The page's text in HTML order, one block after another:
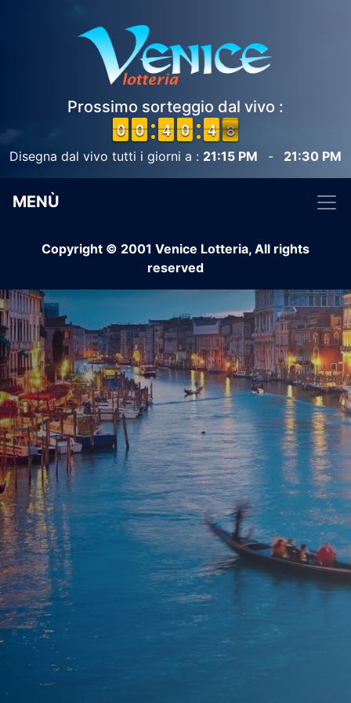
Prossimo sorteggio dal vivo :
9
9
0
0 9
9
0
0 3
3
4
4 9
9
0
0 5
4
4 8
7
7
Disegna dal vivo tutti i giorni a : 21:15 PM - 21:30 PM
MENÙ
Copyright © 2001 Venice Lotteria, All rights
reserved